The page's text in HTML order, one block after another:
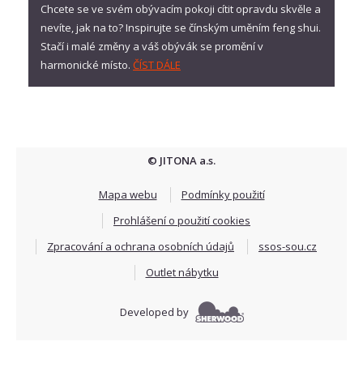
Chcete se ve svém obývacím pokoji cítit opravdu skvěle a
nevíte, jak na to? Inspirujte se čínským uměním feng shui.
Stačí i malé změny a váš obývák se promění v
harmonické místo. ČÍST DÁLE
© JITONA a.s.
Mapa webu
Podmínky použití
Prohlášení o použití cookies
Zpracování a ochrana osobních údajů
ssos-sou.cz
Outlet nábytku
Developed by